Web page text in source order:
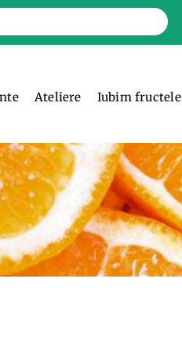
Ateliere Iubim fructele